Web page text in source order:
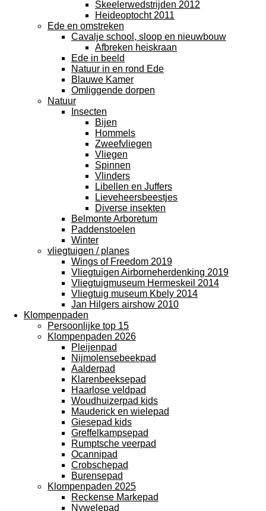
Skeelerwedstrijden 2012
Heideoptocht 2011
Ede en omstreken
Cavalje school, sloop en nieuwbouw
Afbreken heiskraan
Ede in beeld
Natuur in en rond Ede
Blauwe Kamer
Omliggende dorpen
Natuur
Insecten
Bijen
Hommels
Zweefvliegen
Vliegen
Spinnen
Vlinders
Libellen en Juffers
Lieveheersbeestjes
Diverse insekten
Belmonte Arboretum
Paddenstoelen
Winter
vliegtuigen / planes
Wings of Freedom 2019
Vliegtuigen Airborneherdenking 2019
Vliegtuigmuseum Hermeskeil 2014
Vliegtuig museum Kbely 2014
Jan Hilgers airshow 2010
Klompenpaden
Persoonlijke top 15
Klompenpaden 2026
Pleijenpad
Nijmolensebeekpad
Aalderpad
Klarenbeeksepad
Haarlose veldpad
Woudhuizerpad kids
Mauderick en wielepad
Giesepad kids
Greffelkampsepad
Rumptsche veerpad
Ocannipad
Crobschepad
Burensepad
Klompenpaden 2025
Reckense Markepad
Nywelepad